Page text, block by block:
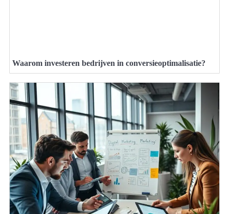
Waarom investeren bedrijven in conversieoptimalisatie?